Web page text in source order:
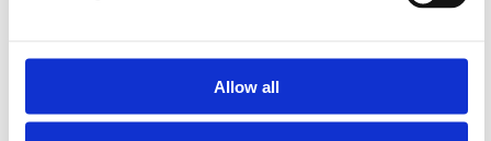
Allow all
Orange färg. Material: nylon.
(100m) Orange färg. Material: nylon.